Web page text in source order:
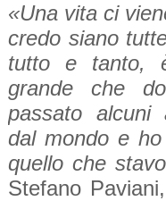
«Una vita ci
credo siano
tutto e tanto,
grande che
passato alcuni
dal mondo e
quello che
Stefano